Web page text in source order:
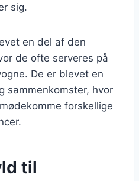
sig.
en del af den
de ofte serveres på
De er blevet en
sammenkomster, hvor
forskellige
til